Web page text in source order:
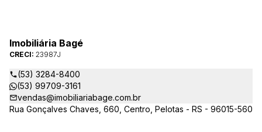
Imobiliária Bagé
CRECI: 23987J
(53) 3284-8400
(53) 99709-3161
vendas@imobiliariabage.com.br
Rua Gonçalves Chaves, 660, Centro, Pelotas - RS - 96015-560